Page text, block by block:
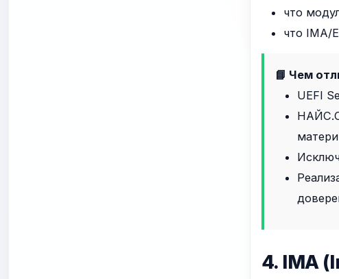
что
что IMA/
📘 Чем
UEFI
4. IMA